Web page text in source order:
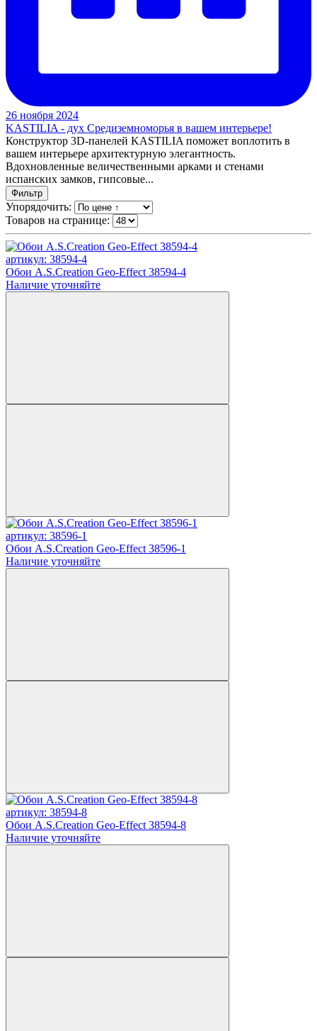
26 ноября 2024
KASTILIA - дух Средиземноморья в вашем интерьере!
Конструктор 3D-панелей KASTILIA поможет воплотить в
вашем интерьере архитектурную элегантность.
Вдохновленные величественными арками и стенами
испанских замков, гипсовые...
Фильтр
Упорядочить:
Товаров на странице:
артикул: 38594-4
Обои A.S.Creation Geo-Effect 38594-4
Наличие уточняйте
артикул: 38596-1
Обои A.S.Creation Geo-Effect 38596-1
Наличие уточняйте
артикул: 38594-8
Обои A.S.Creation Geo-Effect 38594-8
Наличие уточняйте